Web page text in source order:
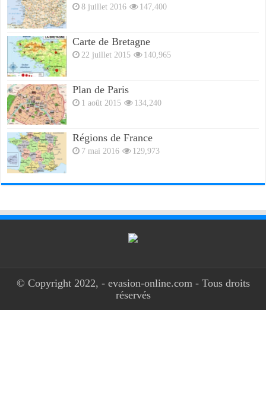
8 juillet 2016 147,400
Carte de Bretagne
22 juillet 2015 140,965
Plan de Paris
1 août 2015 134,240
Régions de France
7 mai 2016 129,973
© Copyright 2022, - evasion-online.com - Tous droits
réservés